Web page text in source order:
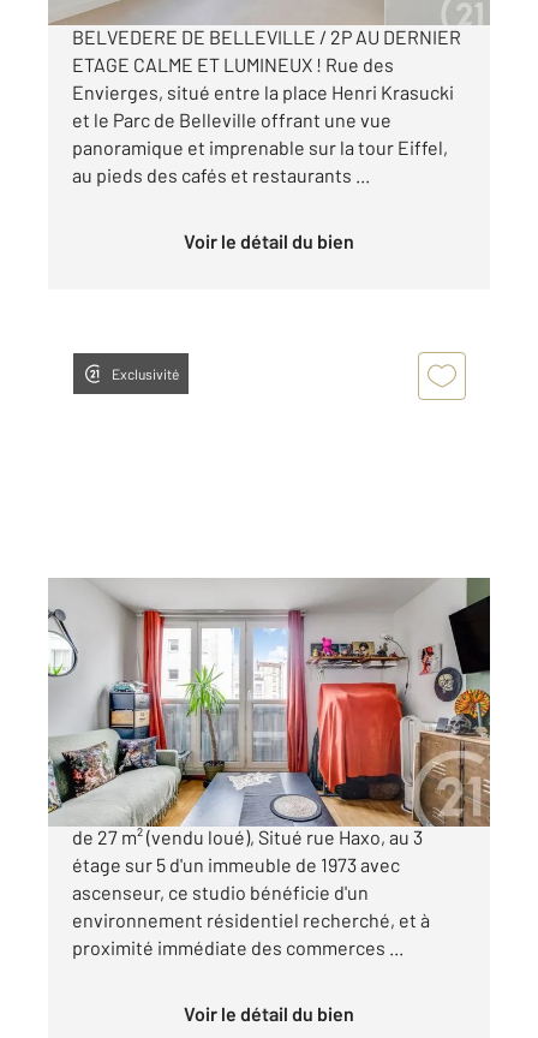
BELVEDERE DE BELLEVILLE / 2P AU DERNIER
ETAGE CALME ET LUMINEUX ! Rue des
Envierges, situé entre la place Henri Krasucki
et le Parc de Belleville offrant une vue
panoramique et imprenable sur la tour Eiffel,
au pieds des cafés et restaurants ...
Voir le détail du bien
Exclusivité
PARIS 75020
, 1 pièce
Ref : 11528
Appartement F1 à vendre
220 000 €
Paris 20 Quartier Saint-Fargeau Grand studio
de 27 m² (vendu loué), Situé rue Haxo, au 3
étage sur 5 d'un immeuble de 1973 avec
ascenseur, ce studio bénéficie d'un
environnement résidentiel recherché, et à
proximité immédiate des commerces ...
Voir le détail du bien